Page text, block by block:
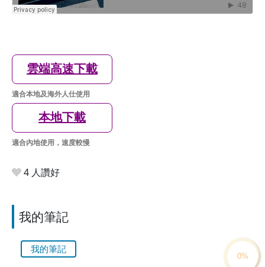
雲端高速下載
適合本地及海外人仕使用
本地下載
適合內地使用，速度較慢
4 人讚好
我的筆記
我的筆記